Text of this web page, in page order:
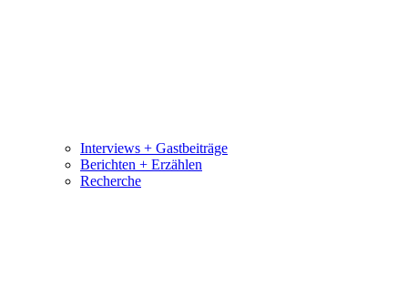
Interviews + Gastbeiträge
Berichten + Erzählen
Recherche